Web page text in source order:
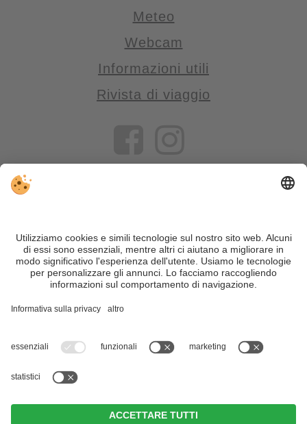
Meteo
Webcam
Informazioni utili
Rivista di viaggio
VIVOSüdtirol è il portale di viaggio per chi desidera vivere il
Trentino Alto Adige davvero – con consigli autentici, alloggi e
offerte su misura.
Nonostante il lavoro accurato e il costante aggiornamento dei
motivi di sicurezza, si prega di verificare chiedendo
| Part. IVA IT02365710215